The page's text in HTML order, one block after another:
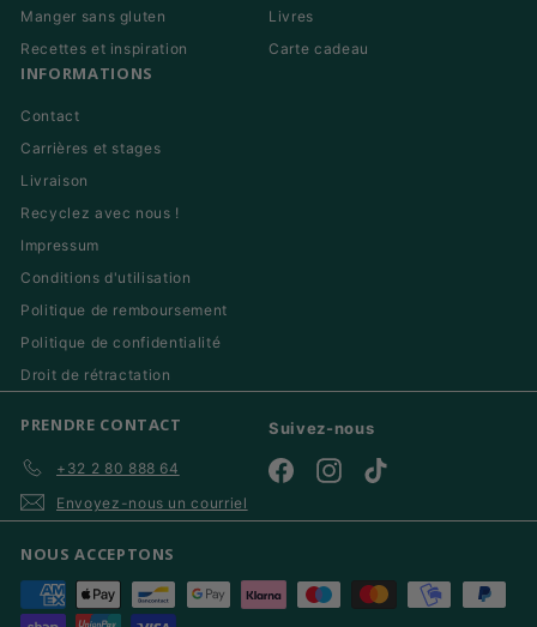
Manger sans gluten
Recettes et inspiration
Livres
Carte cadeau
INFORMATIONS
Contact
Carrières et stages
Livraison
Recyclez avec nous !
Impressum
Conditions d'utilisation
Politique de remboursement
Politique de confidentialité
Droit de rétractation
PRENDRE CONTACT
+32 2 80 888 64
Envoyez-nous un courriel
Suivez-nous
FacebookInstagram
NOUS ACCEPTONS